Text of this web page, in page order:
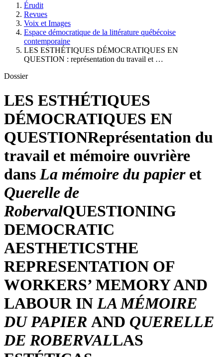
Érudit
Revues
Voix et Images
Espace démocratique de la littérature québécoise
contemporaine
LES ESTHÉTIQUES DÉMOCRATIQUES EN
QUESTION : représentation du travail et …
Dossier
LES ESTHÉTIQUES
DÉMOCRATIQUES EN
QUESTIONReprésentation du
travail et mémoire ouvrière
dans La mémoire du papier et
Querelle de
RobervalQUESTIONING
DEMOCRATIC
AESTHETICSTHE
REPRESENTATION OF
WORKERS’ MEMORY AND
LABOUR IN LA MÉMOIRE
DU PAPIER AND QUERELLE
DE ROBERVALLAS